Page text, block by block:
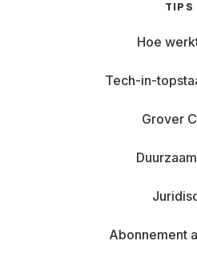
TIPS
Hoe
Tech-in-
Grover
Abonnement